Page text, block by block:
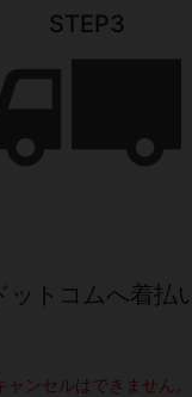
STEP3
ットコムへ着払
ンセルはできません。